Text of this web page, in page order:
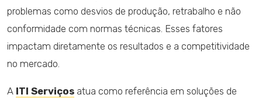
problemas como desvios de produção, retrabalho e não
conformidade com normas técnicas. Esses fatores
impactam diretamente os resultados e a competitividade
no mercado.
A ITI Serviços atua como referência em soluções de